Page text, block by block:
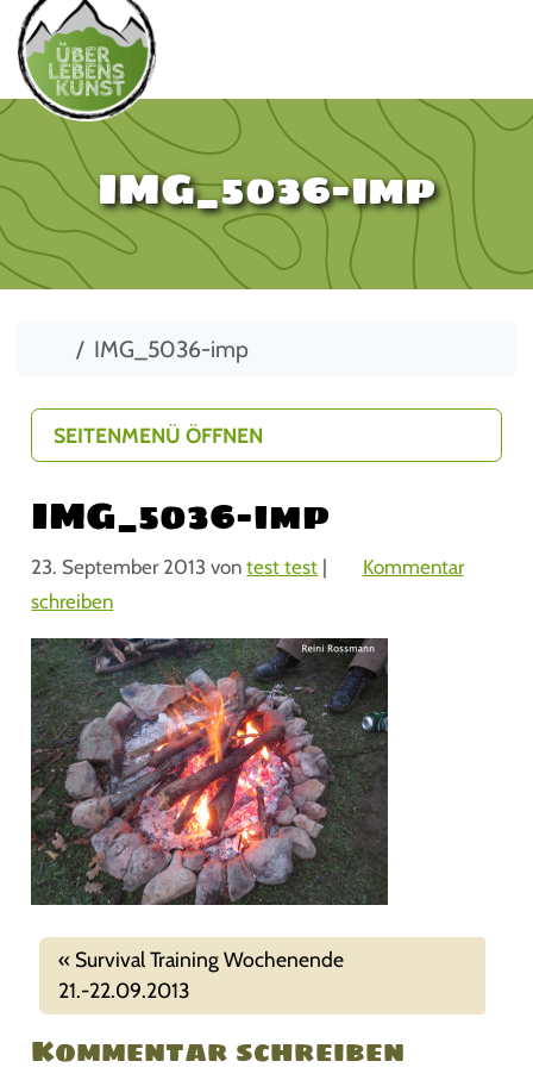
IMG_5036-imp
StartIMG_5036-imp
IMG_5036-imp
23. September 2013 vontest test |
Kommentar
schreiben
Survival Training Wochenende
21.-22.09.2013
Kommentar schreiben
SEITENMENÜ ÖFFNEN